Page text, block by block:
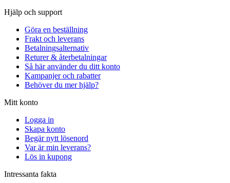
Hjälp och support
Göra en beställning
Frakt och leverans
Betalningsalternativ
Returer & återbetalningar
Så här använder du ditt konto
Kampanjer och rabatter
Behöver du mer hjälp?
Mitt konto
Logga in
Skapa konto
Begär nytt lösenord
Var är min leverans?
Lös in kupong
Intressanta fakta